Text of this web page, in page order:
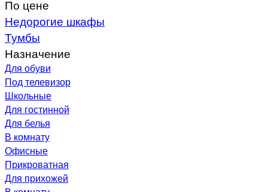
По цене
Недорогие шкафы
Тумбы
Назначение
Для обуви
Под телевизор
Школьные
Для гостинной
Для белья
В комнату
Офисные
Прикроватная
Для прихожей